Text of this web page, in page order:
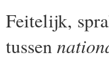
Feitelijk,
tussen